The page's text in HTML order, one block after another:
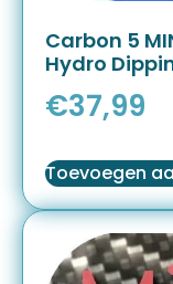
Carbon 5
Hydro
€37,99
Toevoegen